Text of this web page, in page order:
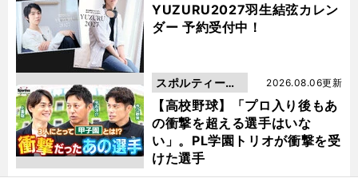
YUZURU2027羽生結弦カレン
ダー 予約受付中！
【高校野球】「プロ入り後もあ
の衝撃を超える選手はいな
い」。PL学園トリオが衝撃を受
けた選手
2026.08.06更新
スポルティーバ
動画